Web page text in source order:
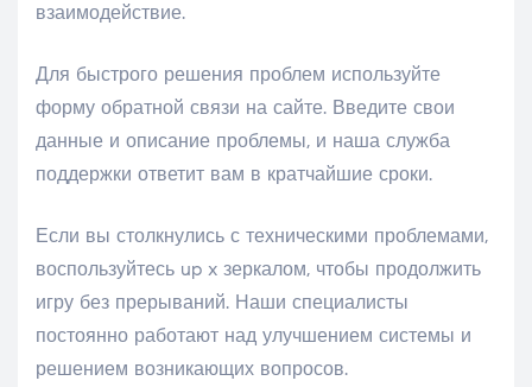
взаимодействие.
Для быстрого решения проблем используйте
форму обратной связи на сайте. Введите свои
данные и описание проблемы, и наша служба
поддержки ответит вам в кратчайшие сроки.
Если вы столкнулись с техническими проблемами,
воспользуйтесь up x зеркалом, чтобы продолжить
игру без прерываний. Наши специалисты
постоянно работают над улучшением системы и
решением возникающих вопросов.